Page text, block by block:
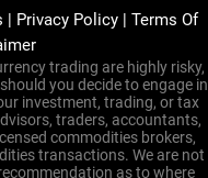
| Privacy Policy| Terms Of
trading are highly risky,
you decide to engage in
investment, trading, or tax
traders, accountants,
commodities brokers,
transactions. We are not
as to where